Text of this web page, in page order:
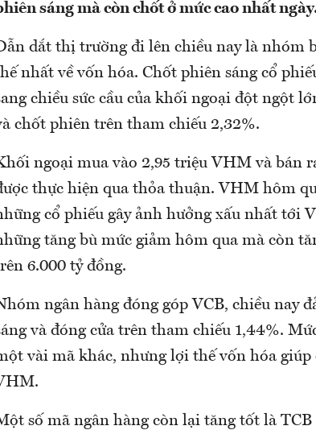
sáng mà còn chốt ở mức cao nhất
dắt thị trường đi lên chiều nay là nhóm
nhất về vốn hóa. Chốt phiên sáng cổ
chiều sức cầu của khối ngoại đột ngột
chốt phiên trên tham chiếu 2,32%.
ngoại mua vào 2,95 triệu VHM và bán
thực hiện qua thỏa thuận. VHM hôm
cổ phiếu gây ảnh hưởng xấu nhất tới
tăng bù mức giảm hôm qua mà còn
6.000 tỷ đồng.
ngân hàng đóng góp VCB, chiều nay
và đóng cửa trên tham chiếu 1,44%.
vài mã khác, nhưng lợi thế vốn hóa giúp
số mã ngân hàng còn lại tăng tốt là